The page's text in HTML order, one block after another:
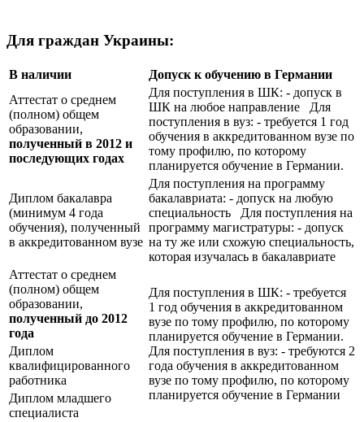
Для граждан Украины:
В наличии
Допуск к обучению в Германии
Аттестат о среднем
(полном) общем
образовании,
полученный в 2012 и
последующих годах
Для поступления в ШК: - допуск в
ШК на любое направление Для
поступления в вуз: - требуется 1 год
обучения в аккредитованном вузе по
тому профилю, по которому
планируется обучение в Германии.
Диплом бакалавра
(минимум 4 года
обучения), полученный
в аккредитованном вузе
Для поступления на программу
бакалавриата: - допуск на любую
специальность Для поступления на
программу магистратуры: - допуск
на ту же или схожую специальность,
которая изучалась в бакалавриате
Аттестат о среднем
(полном) общем
образовании,
полученный до 2012
года
Для поступления в ШК: - требуется
1 год обучения в аккредитованном
вузе по тому профилю, по которому
планируется обучение в Германии.
Для поступления в вуз: - требуются 2
года обучения в аккредитованном
вузе по тому профилю, по которому
планируется обучение в Германии
Диплом
квалифицированного
работника
Диплом младшего
специалиста